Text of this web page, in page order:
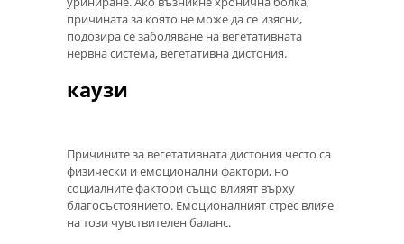
причината за която не може да се изясни,
подозира се заболяване на вегетативната
нервна система, вегетативна дистония.
каузи
Причините за вегетативната дистония често са
физически и емоционални фактори, но
социалните фактори също влияят върху
благосъстоянието. Емоционалният стрес влияе
на този чувствителен баланс.